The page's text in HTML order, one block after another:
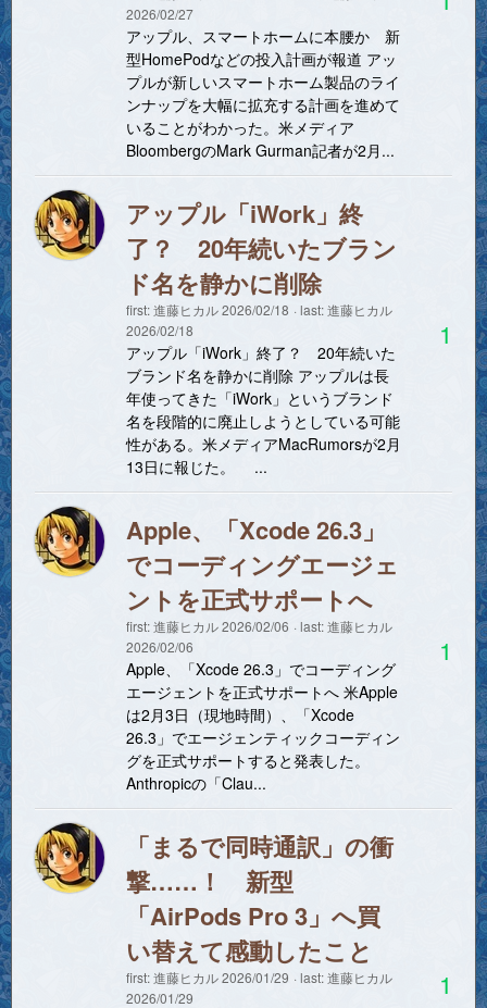
2026/02/27
アップル、スマートホームに本腰か 新
型HomePodなどの投入計画が報道 アッ
プルが新しいスマートホーム製品のライ
ンナップを大幅に拡充する計画を進めて
いることがわかった。米メディア
BloombergのMark Gurman記者が2月...
アップル「iWork」終
了？ 20年続いたブラン
ド名を静かに削除
first:進藤ヒカル2026/02/18 last:進藤ヒカル
2026/02/18
アップル「iWork」終了？ 20年続いた
ブランド名を静かに削除 アップルは長
年使ってきた「iWork」というブランド
名を段階的に廃止しようとしている可能
性がある。米メディアMacRumorsが2月
13日に報じた。 ...
1
Apple、「Xcode 26.3」
でコーディングエージェ
ントを正式サポートへ
first:進藤ヒカル2026/02/06 last:進藤ヒカル
2026/02/06
Apple、「Xcode 26.3」でコーディング
エージェントを正式サポートへ 米Apple
は2月3日（現地時間）、「Xcode
26.3」でエージェンティックコーディン
グを正式サポートすると発表した。
Anthropicの「Clau...
1
「まるで同時通訳」の衝
撃……！ 新型
「AirPods Pro 3」へ買
い替えて感動したこと
first:進藤ヒカル2026/01/29 last:進藤ヒカル
2026/01/29
1